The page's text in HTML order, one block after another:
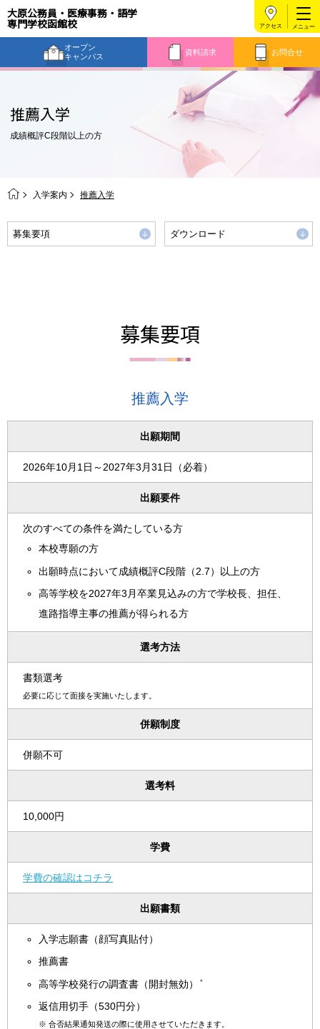
大原公務員・医療事務・語学
専門学校函館校
オープン
キャンパス
資料請求 お問合せ
アクセス
推薦入学
成績概評C段階以上の方
入学案内 推薦入学
募集要項 ダウンロード
募集要項
推薦入学
出願期間
2026年10月1日～2027年3月31日（必着）
出願要件
次のすべての条件を満たしている方
本校専願の方
出願時点において成績概評C段階（2.7）以上の方
高等学校を2027年3月卒業見込みの方で学校長、担任、
進路指導主事の推薦が得られる方
選考方法
書類選考
必要に応じて面接を実施いたします。
併願制度
併願不可
選考料
10,000円
学費
学費の確認はコチラ
出願書類
入学志願書（顔写真貼付）
推薦書
高等学校発行の調査書（開封無効）
＊
返信用切手（530円分）
※ 合否結果通知発送の際に使用させていただきます。